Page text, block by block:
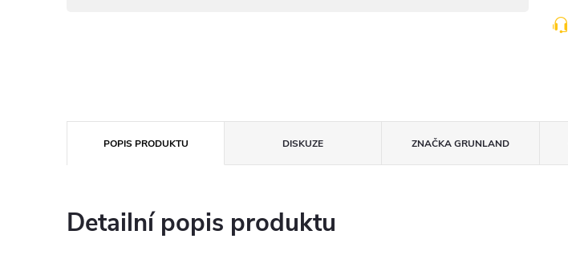
POPIS PRODUKTU DISKUZE ZNAČKAGRUNLAND
Detailní popis produktu